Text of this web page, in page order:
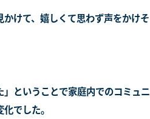
けて、嬉しくて思わず声をかけそ
」ということで家庭内でのコミュニ
でした。